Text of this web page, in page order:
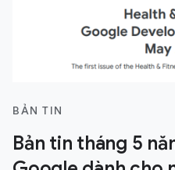
BẢN TIN
Bản tin tháng 5